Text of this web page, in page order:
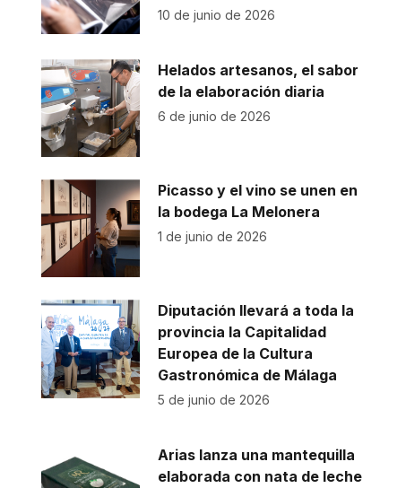
10 de junio de 2026
Helados artesanos, el sabor
de la elaboración diaria
6 de junio de 2026
Picasso y el vino se unen en
la bodega La Melonera
1 de junio de 2026
Diputación llevará a toda la
provincia la Capitalidad
Europea de la Cultura
Gastronómica de Málaga
5 de junio de 2026
Arias lanza una mantequilla
elaborada con nata de leche